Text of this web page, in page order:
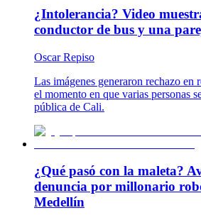
¿Intolerancia? Video
conductor de bus y una
Oscar Repiso
Las imágenes generaron rechazo en
el momento en que varias personas
pública de Cali.
¿Qué pasó con la maleta?
denuncia por millonario
Medellín